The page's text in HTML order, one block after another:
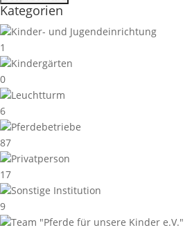
Kategorien
Kinder- und Jugendeinrichtung
1
Kindergärten
0
Leuchtturm
6
Pferdebetriebe
87
Privatperson
17
Sonstige Institution
9
Team "Pferde für unsere Kinder e.V."